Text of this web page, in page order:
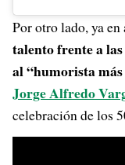
Por otro lado, ya en
talento frente a
al “humorista
Jorge Alfredo
celebración de los